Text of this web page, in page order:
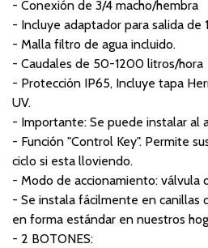
- Conexión de 3/4 macho/hembra
- Incluye adaptador para salida de
- Malla filtro de agua incluido.
- Caudales de 50-1200 litros/hora
- Protección IP65, Incluye tapa
UV.
- Importante: Se puede instalar al
- Función "Control Key". Permite
ciclo si esta lloviendo.
- Modo de accionamiento: válvula
- Se instala fácilmente en canillas
en forma estándar en nuestros
- 2 BOTONES: